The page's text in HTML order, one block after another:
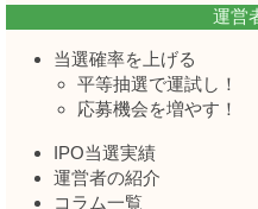
運営
当選確率を上げる
平等抽選で運試し！
応募機会を増やす！
IPO当選実績
運営者の紹介
コラム一覧